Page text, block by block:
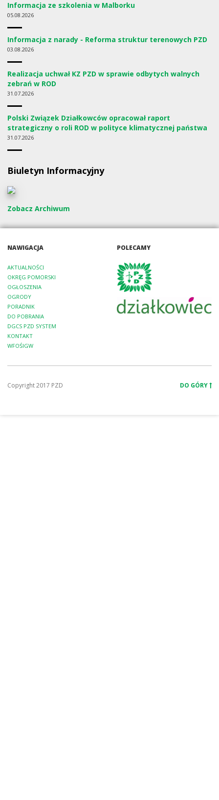
Informacja ze szkolenia w Malborku
05 08.2026
Informacja z narady - Reforma struktur terenowych PZD
03 08.2026
Realizacja uchwał KZ PZD w sprawie odbytych walnych
zebrań w ROD
31 07.2026
Polski Związek Działkowców opracował raport
strategiczny o roli ROD w polityce klimatycznej państwa
31 07.2026
Biuletyn Informacyjny
Zobacz Archiwum
NAWIGACJA
AKTUALNOŚCI
OKRĘG POMORSKI
OGŁOSZENIA
OGRODY
PORADNIK
DO POBRANIA
DGCS PZD SYSTEM
KONTAKT
WFOŚIGW
POLECAMY
Copyright 2017 PZD DO GÓRY